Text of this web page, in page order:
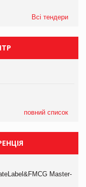
Всі тендери
повний список
Master-